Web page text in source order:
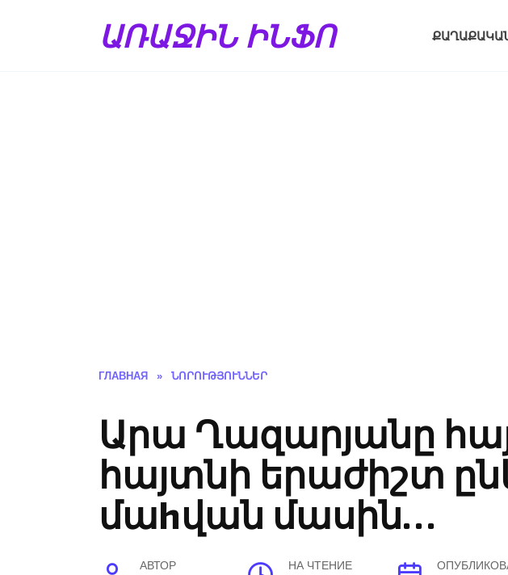
ԱՌԱՋԻՆ ԻՆՖՈ
ГЛАВНАЯ » ՆՈՐՈՒԹՅՈՒՆՆԵՐ
Արա Ղազարյանը
հայտնի երաժիշտ
մաhվան մասին…
АВТОР НА ЧТЕНИЕ